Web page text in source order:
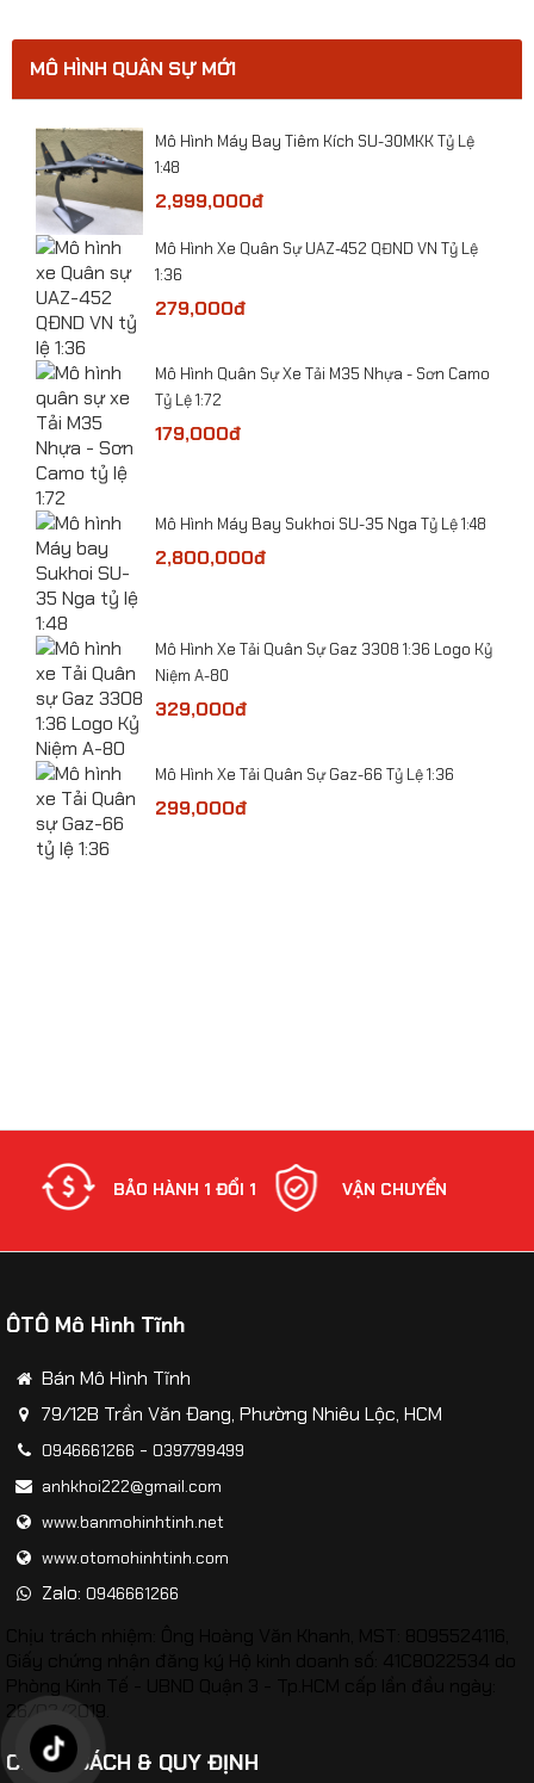
Mô hình xe Tank Mỹ Abrams M1A2 tỷ lệ 1:43
Mô hình xe Tank Mỹ Abrams M1A2 tỷ lệ 1:43
Mô hình xe Tank Mỹ Abrams M1A2 tỷ lệ 1:43
MÔ HÌNH QUÂN SỰ MỚI
Mô Hình Máy Bay Tiêm Kích SU-30MKK Tỷ Lệ
1:48
2,999,000đ
Mô Hình Xe Quân Sự UAZ-452 QĐND VN Tỷ Lệ
1:36
279,000đ
​Mô Hình Quân Sự Xe Tải M35 Nhựa - Sơn Camo
Tỷ Lệ 1:72
179,000đ
Mô Hình Máy Bay Sukhoi SU-35 Nga Tỷ Lệ 1:48
2,800,000đ
​Mô Hình Xe Tải Quân Sự Gaz 3308 1:36 Logo Kỷ
Niệm A-80
329,000đ
​Mô Hình Xe Tải Quân Sự Gaz-66 Tỷ Lệ 1:36
299,000đ
BẢO HÀNH 1 ĐỔI 1 VẬN CHUYỂN
ÔTÔ Mô Hình Tĩnh
Bán Mô Hình Tĩnh
79/12B Trần Văn Đang, Phường Nhiêu Lộc, HCM
0946661266 - 0397799499
anhkhoi222@gmail.com
www.banmohinhtinh.net
www.otomohinhtinh.com
Zalo: 0946661266
26/02/2019.
CHÍNH SÁCH & QUY ĐỊNH